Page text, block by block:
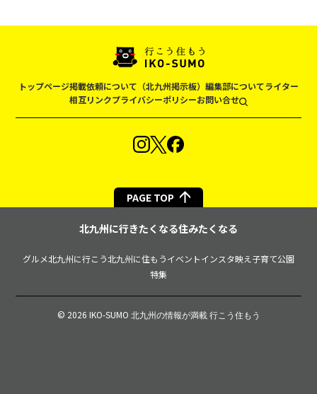
トップページ掲載依頼について（北九州掲示板） 編集部についてライター
相互リンクプライバシーポリシーお問い合せ
PAGE TOP
北九州に行きたくなる住みたくなる
グルメ北九州に行こう北九州に住もうイベントインスタ映え 子育て公園
特集
© 2026 IKO-SUMO 北九州の情報が満載 行こう住もう